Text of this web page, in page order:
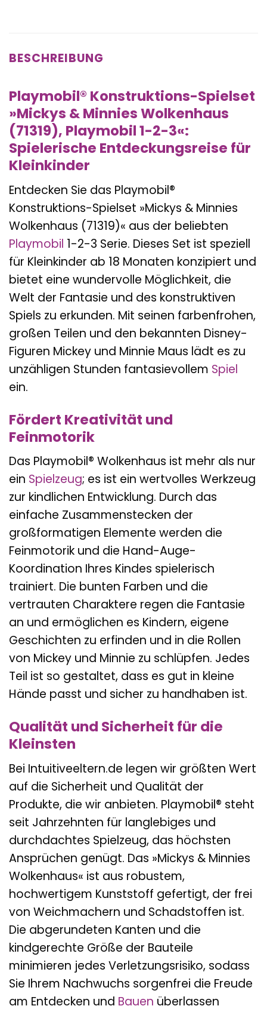
BESCHREIBUNG
Playmobil® Konstruktions-Spielset
»Mickys & Minnies Wolkenhaus
(71319), Playmobil 1-2-3«:
Spielerische Entdeckungsreise für
Kleinkinder
Entdecken Sie das Playmobil®
Konstruktions-Spielset »Mickys & Minnies
Wolkenhaus (71319)« aus der beliebten
Playmobil 1-2-3 Serie. Dieses Set ist speziell
für Kleinkinder ab 18 Monaten konzipiert und
bietet eine wundervolle Möglichkeit, die
Welt der Fantasie und des konstruktiven
Spiels zu erkunden. Mit seinen farbenfrohen,
großen Teilen und den bekannten Disney-
Figuren Mickey und Minnie Maus lädt es zu
unzähligen Stunden fantasievollem Spiel
ein.
Fördert Kreativität und
Feinmotorik
Das Playmobil® Wolkenhaus ist mehr als nur
ein Spielzeug; es ist ein wertvolles Werkzeug
zur kindlichen Entwicklung. Durch das
einfache Zusammenstecken der
großformatigen Elemente werden die
Feinmotorik und die Hand-Auge-
Koordination Ihres Kindes spielerisch
trainiert. Die bunten Farben und die
vertrauten Charaktere regen die Fantasie
an und ermöglichen es Kindern, eigene
Geschichten zu erfinden und in die Rollen
von Mickey und Minnie zu schlüpfen. Jedes
Teil ist so gestaltet, dass es gut in kleine
Hände passt und sicher zu handhaben ist.
Qualität und Sicherheit für die
Kleinsten
Bei Intuitiveeltern.de legen wir größten Wert
auf die Sicherheit und Qualität der
Produkte, die wir anbieten. Playmobil® steht
seit Jahrzehnten für langlebiges und
durchdachtes Spielzeug, das höchsten
Ansprüchen genügt. Das »Mickys & Minnies
Wolkenhaus« ist aus robustem,
hochwertigem Kunststoff gefertigt, der frei
von Weichmachern und Schadstoffen ist.
Die abgerundeten Kanten und die
kindgerechte Größe der Bauteile
minimieren jedes Verletzungsrisiko, sodass
Sie Ihrem Nachwuchs sorgenfrei die Freude
am Entdecken und Bauen überlassen